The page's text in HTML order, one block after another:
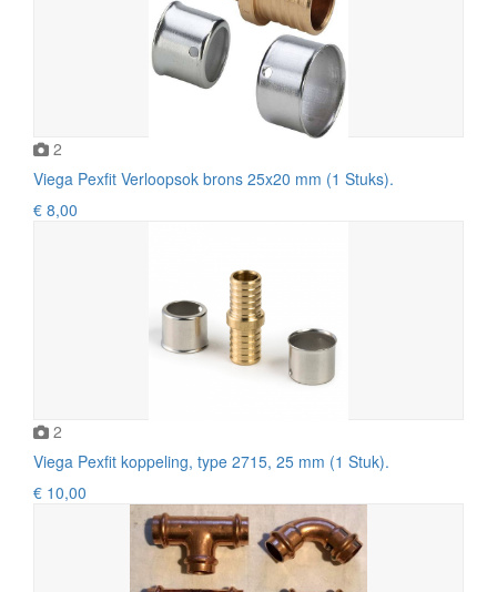
2
Viega Pexfit Verloopsok brons 25x20 mm (1 Stuks).
€ 8,00
2
Viega Pexfit koppeling, type 2715, 25 mm (1 Stuk).
€ 10,00